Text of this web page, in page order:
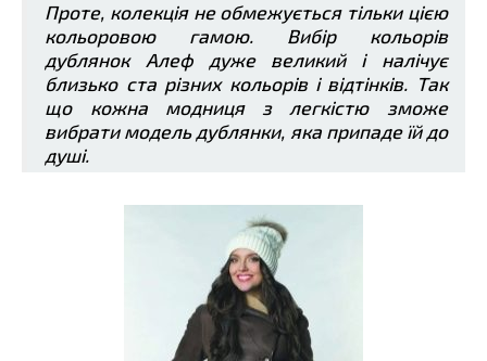
Проте, колекція не обмежується тільки цією
кольоровою гамою. Вибір кольорів
дублянок Алеф дуже великий і налічує
близько ста різних кольорів і відтінків. Так
що кожна модниця з легкістю зможе
вибрати модель дублянки, яка припаде їй до
душі.